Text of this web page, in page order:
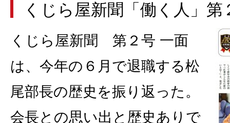
くじら屋新聞「働く人」第
くじら屋新聞 第２号 一面
は、今年の６月で退職する松
尾部長の歴史を振り返った。
会長との思い出と歴史ありで